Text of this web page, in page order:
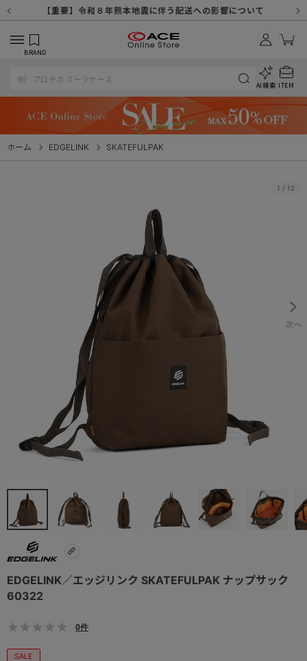
【重要】8/11（火・祝）休業及び配送スケジュールについて
【重要】令和８年熊本地震に伴う配送への影響について
【重要】納品書・領収書ペーパーレス化（電子化）のお知らせ
【重要】天候不良や交通状況・物量増等に伴う配送への影響について
【重要】悪質な詐欺サイトにご注意ください
【重要】各種メールが届かない場合に関しまして
【重要】お問い合わせのご対応に関しまして
【重要】SNSのなりすまし詐欺にご注意ください
BRAND
AI検索 ITEM
ホーム EDGELINK SKATEFULPAK
1 / 12
EDGELINK／エッジリンク SKATEFULPAK ナップサック
60322
0件
SALE